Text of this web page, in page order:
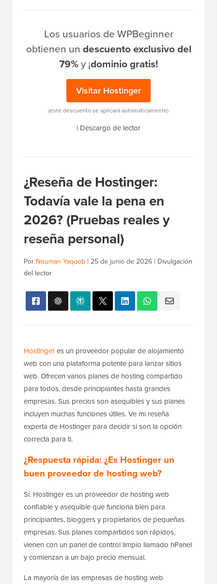
Los usuarios de WPBeginner
obtienen un descuento exclusivo del
79%y ¡dominio gratis!
Visitar Hostinger
(este descuento se aplicará automáticamente)
| Descargo de lector
¿Reseña de Hostinger:
Todavía vale la pena en
2026? (Pruebas reales y
reseña personal)
Por Nouman Yaqoob | 25 de junio de 2026 | Divulgación
del lector
Hostingeres un proveedor popular de alojamiento
web con una plataforma potente para lanzar sitios
web. Ofrecen varios planes de hosting compartido
para todos, desde principiantes hasta grandes
empresas. Sus precios son asequibles y sus planes
incluyen muchas funciones útiles. Ve mi reseña
experta de Hostinger para decidir si son la opción
correcta para ti.
¿Respuesta rápida: ¿Es Hostinger un
buen proveedor de hosting web?
Sí. Hostinger es un proveedor de hosting web
confiable y asequible que funciona bien para
principiantes, bloggers y propietarios de pequeñas
empresas. Sus planes compartidos son rápidos,
vienen con un panel de control limpio llamado hPanel
y comienzan a un bajo precio mensual.
La mayoría de las empresas de hosting web